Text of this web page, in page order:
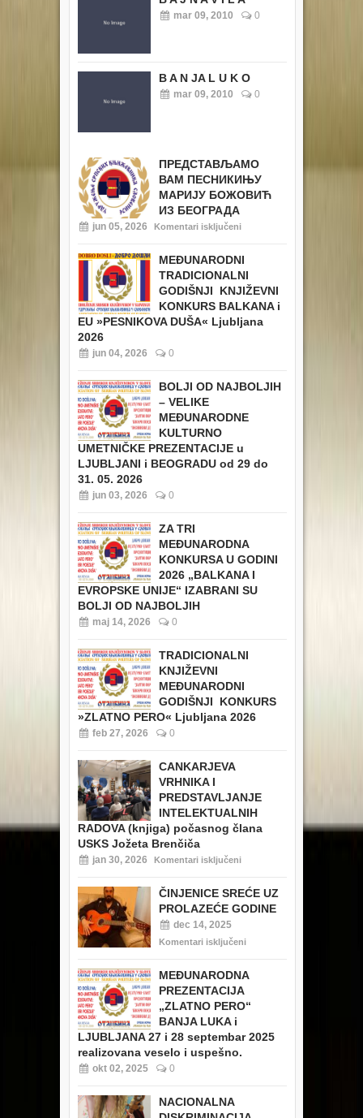
mar 09, 2010 0
B A N JA L U K O
mar 09, 2010 0
ПРЕДСТАВЉАМО
ВАМ ПЕСНИКИЊУ
МАРИЈУ БОЖОВИЋ
ИЗ БЕОГРАДА
jun 05, 2026 Komentari isključeni
MEĐUNARODNI
TRADICIONALNI
GODIŠNJI KNJIŽEVNI
KONKURS BALKANA i
EU »PESNIKOVA DUŠA« Ljubljana
2026
jun 04, 2026 0
BOLJI OD NAJBOLJIH
– VELIKE
MEĐUNARODNE
KULTURNO
UMETNIČKE PREZENTACIJE u
LJUBLJANI i BEOGRADU od 29 do
31. 05. 2026
jun 03, 2026 0
ZA TRI
MEĐUNARODNA
KONKURSA U GODINI
2026 „BALKANA I
EVROPSKE UNIJE“ IZABRANI SU
BOLJI OD NAJBOLJIH
maj 14, 2026 0
TRADICIONALNI
KNJIŽEVNI
MEĐUNARODNI
GODIŠNJI KONKURS
»ZLATNO PERO« Ljubljana 2026
feb 27, 2026 0
CANKARJEVA
VRHNIKA I
PREDSTAVLJANJE
INTELEKTUALNIH
RADOVA (knjiga) počasnog člana
USKS Jožeta Brenčiča
jan 30, 2026 Komentari isključeni
ČINJENICE SREĆE UZ
PROLAZEĆE GODINE
dec 14, 2025
Komentari isključeni
MEĐUNARODNA
PREZENTACIJA
„ZLATNO PERO“
BANJA LUKA i
LJUBLJANA 27 i 28 septembar 2025
realizovana veselo i uspešno.
okt 02, 2025 0
NACIONALNA